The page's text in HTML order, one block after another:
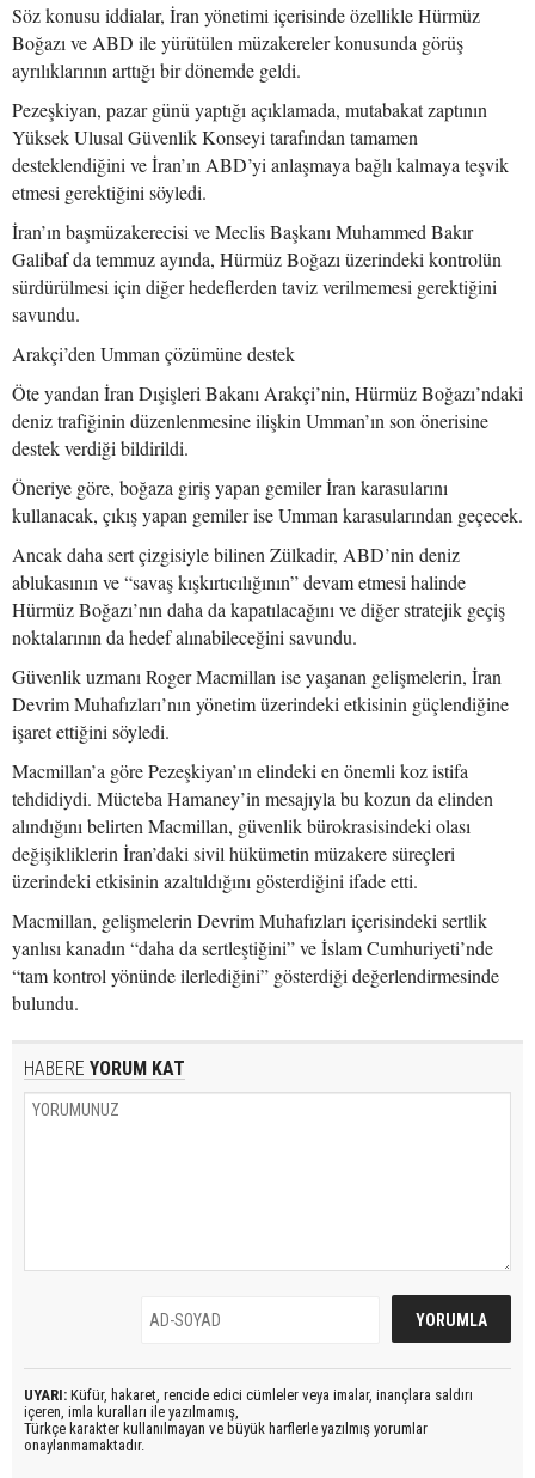
Söz konusu iddialar, İran yönetimi içerisinde özellikle Hürmüz
Boğazı ve ABD ile yürütülen müzakereler konusunda görüş
ayrılıklarının arttığı bir dönemde geldi.
Pezeşkiyan, pazar günü yaptığı açıklamada, mutabakat zaptının
Yüksek Ulusal Güvenlik Konseyi tarafından tamamen
desteklendiğini ve İran’ın ABD’yi anlaşmaya bağlı kalmaya teşvik
etmesi gerektiğini söyledi.
İran’ın başmüzakerecisi ve Meclis Başkanı Muhammed Bakır
Galibaf da temmuz ayında, Hürmüz Boğazı üzerindeki kontrolün
sürdürülmesi için diğer hedeflerden taviz verilmemesi gerektiğini
savundu.
Arakçi’den Umman çözümüne destek
Öte yandan İran Dışişleri Bakanı Arakçi’nin, Hürmüz Boğazı’ndaki
deniz trafiğinin düzenlenmesine ilişkin Umman’ın son önerisine
destek verdiği bildirildi.
Öneriye göre, boğaza giriş yapan gemiler İran karasularını
kullanacak, çıkış yapan gemiler ise Umman karasularından geçecek.
Ancak daha sert çizgisiyle bilinen Zülkadir, ABD’nin deniz
ablukasının ve “savaş kışkırtıcılığının” devam etmesi halinde
Hürmüz Boğazı’nın daha da kapatılacağını ve diğer stratejik geçiş
noktalarının da hedef alınabileceğini savundu.
Güvenlik uzmanı Roger Macmillan ise yaşanan gelişmelerin, İran
Devrim Muhafızları’nın yönetim üzerindeki etkisinin güçlendiğine
işaret ettiğini söyledi.
Macmillan’a göre Pezeşkiyan’ın elindeki en önemli koz istifa
tehdidiydi. Mücteba Hamaney’in mesajıyla bu kozun da elinden
alındığını belirten Macmillan, güvenlik bürokrasisindeki olası
değişikliklerin İran’daki sivil hükümetin müzakere süreçleri
üzerindeki etkisinin azaltıldığını gösterdiğini ifade etti.
Macmillan, gelişmelerin Devrim Muhafızları içerisindeki sertlik
yanlısı kanadın “daha da sertleştiğini” ve İslam Cumhuriyeti’nde
“tam kontrol yönünde ilerlediğini” gösterdiği değerlendirmesinde
bulundu.
HABERE YORUM KAT
UYARI: Küfür, hakaret, rencide edici cümleler veya imalar, inançlara saldırı
içeren, imla kuralları ile yazılmamış,
Türkçe karakter kullanılmayan ve büyük harflerle yazılmış yorumlar
onaylanmamaktadır.